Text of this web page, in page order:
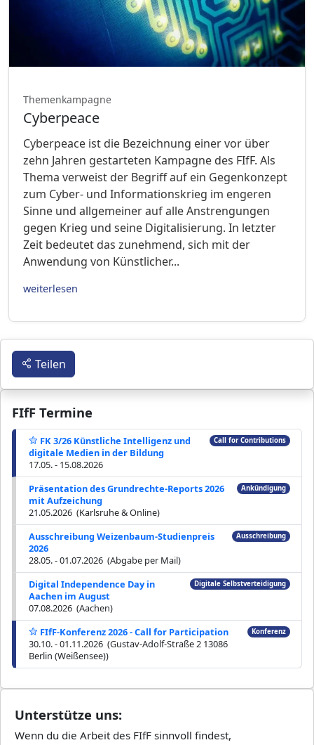
Themenkampagne
Cyberpeace
Cyberpeace ist die Bezeichnung einer vor über
zehn Jahren gestarteten Kampagne des FIfF. Als
Thema verweist der Begriff auf ein Gegenkonzept
zum Cyber- und Informationskrieg im engeren
Sinne und allgemeiner auf alle Anstrengungen
gegen Krieg und seine Digitalisierung. In letzter
Zeit bedeutet das zunehmend, sich mit der
Anwendung von Künstlicher...
weiterlesen
FIfF Termine
FK 3/26 Künstliche Intelligenz und
digitale Medien in der Bildung
17.05. - 15.08.2026
Call for Contributions
Präsentation des Grundrechte-Reports 2026
mit Aufzeichung
21.05.2026 (Karlsruhe & Online)
Ankündigung
Ausschreibung Weizenbaum-Studienpreis
2026
28.05. - 01.07.2026 (Abgabe per Mail)
Ausschreibung
Digital Independence Day in
Aachen im August
07.08.2026 (Aachen)
Digitale Selbstverteidigung
FIfF-Konferenz 2026 - Call for Participation
30.10. - 01.11.2026 (Gustav-Adolf-Straße 2 13086
Berlin (Weißensee))
Konferenz
Unterstütze uns:
Wenn du die Arbeit des FIfF sinnvoll findest,
Teilen